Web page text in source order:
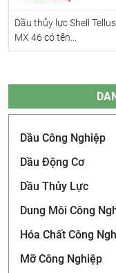
Dầu thủy lực Shell
MX 46 có tên...
Dầu Công Nghiệp
Dầu Động Cơ
Dầu Thủy Lực
Dung Môi Công
Hóa Chất Công
Mỡ Công Nghiệp